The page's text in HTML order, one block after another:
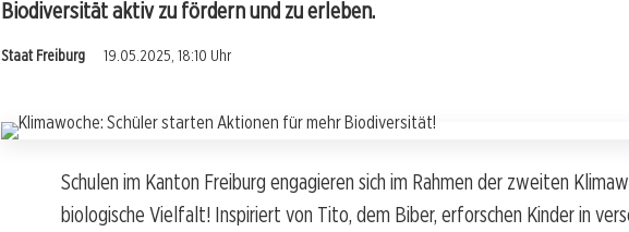
Biodiversität aktiv zu fördern und zu erleben.
Staat Freiburg 19.05.2025, 18:10 Uhr
Schulen im Kanton Freiburg engagieren sich im Rahmen der zweiten
biologische Vielfalt! Inspiriert von Tito, dem Biber, erforschen Kinder in